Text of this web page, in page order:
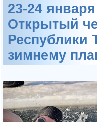
23-24
Открытый
Республики
зимнему